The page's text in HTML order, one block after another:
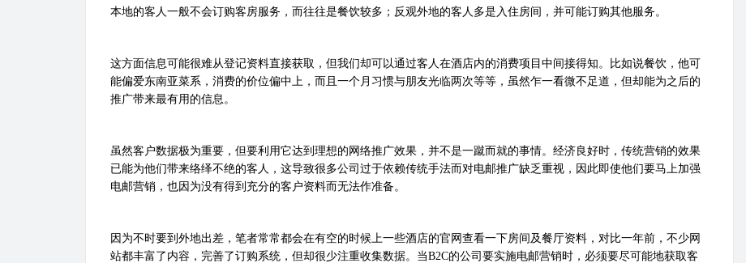
本地的客人一般不会订购客房服务，而往往是餐饮较多；反观外地的客人多是入住房间，并可能订购其他服务。
这方面信息可能很难从登记资料直接获取，但我们却可以通过客人在酒店内的消费项目中间接得知。比如说餐饮，他可
能偏爱东南亚菜系，消费的价位偏中上，而且一个月习惯与朋友光临两次等等，虽然乍一看微不足道，但却能为之后的
推广带来最有用的信息。
虽然客户数据极为重要，但要利用它达到理想的网络推广效果，并不是一蹴而就的事情。经济良好时，传统营销的效果
已能为他们带来络绎不绝的客人，这导致很多公司过于依赖传统手法而对电邮推广缺乏重视，因此即使他们要马上加强
电邮营销，也因为没有得到充分的客户资料而无法作准备。
因为不时要到外地出差，笔者常常都会在有空的时候上一些酒店的官网查看一下房间及餐厅资料，对比一年前，不少网
站都丰富了内容，完善了订购系统，但却很少注重收集数据。当B2C的公司要实施电邮营销时，必须要尽可能地获取客